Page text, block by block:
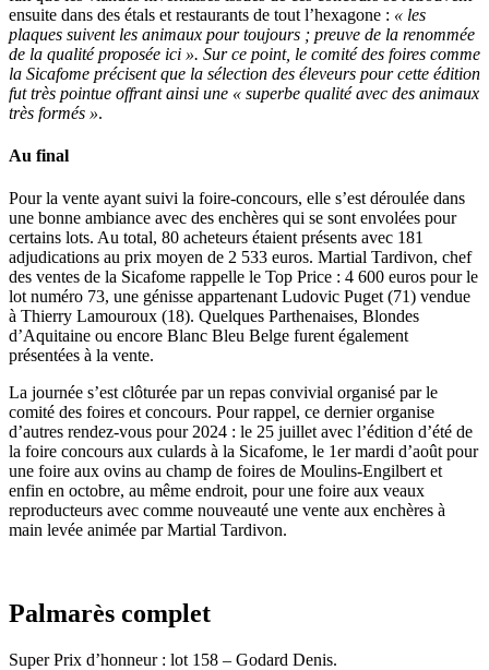
ensuite dans des étals et restaurants de tout l’hexagone : « les
plaques suivent les animaux pour toujours ; preuve de la renommée
de la qualité proposée ici ». Sur ce point, le comité des foires comme
la Sicafome précisent que la sélection des éleveurs pour cette édition
fut très pointue offrant ainsi une « superbe qualité avec des animaux
très formés ».
Au final
Pour la vente ayant suivi la foire-concours, elle s’est déroulée dans
une bonne ambiance avec des enchères qui se sont envolées pour
certains lots. Au total, 80 acheteurs étaient présents avec 181
adjudications au prix moyen de 2 533 euros. Martial Tardivon, chef
des ventes de la Sicafome rappelle le Top Price : 4 600 euros pour le
lot numéro 73, une génisse appartenant Ludovic Puget (71) vendue
à Thierry Lamouroux (18). Quelques Parthenaises, Blondes
d’Aquitaine ou encore Blanc Bleu Belge furent également
présentées à la vente.
La journée s’est clôturée par un repas convivial organisé par le
comité des foires et concours. Pour rappel, ce dernier organise
d’autres rendez-vous pour 2024 : le 25 juillet avec l’édition d’été de
la foire concours aux culards à la Sicafome, le 1er mardi d’août pour
une foire aux ovins au champ de foires de Moulins-Engilbert et
enfin en octobre, au même endroit, pour une foire aux veaux
reproducteurs avec comme nouveauté une vente aux enchères à
main levée animée par Martial Tardivon.
Palmarès complet
Super Prix d’honneur : lot 158 – Godard Denis.